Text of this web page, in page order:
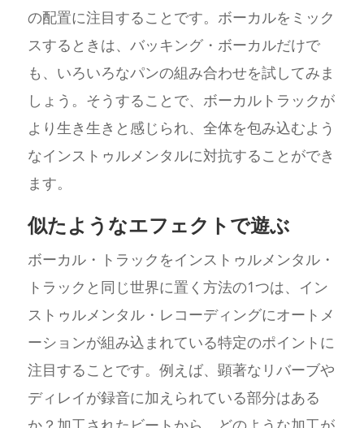
の配置に注目することです。ボーカルをミック
スするときは、バッキング・ボーカルだけで
も、いろいろなパンの組み合わせを試してみま
しょう。そうすることで、ボーカルトラックが
より生き生きと感じられ、全体を包み込むよう
なインストゥルメンタルに対抗することができ
ます。
似たようなエフェクトで遊ぶ
ボーカル・トラックをインストゥルメンタル・
トラックと同じ世界に置く方法の1つは、イン
ストゥルメンタル・レコーディングにオートメ
ーションが組み込まれている特定のポイントに
注目することです。例えば、顕著なリバーブや
ディレイが録音に加えられている部分はある